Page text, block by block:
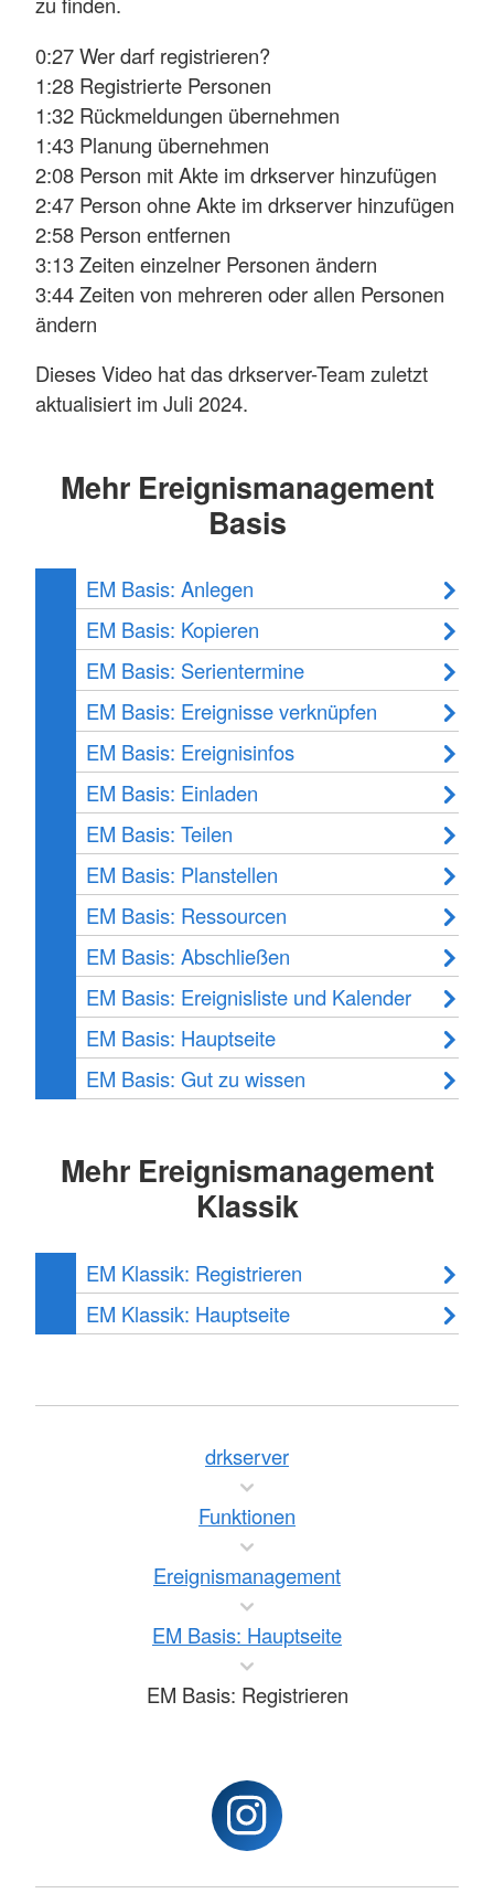
0:27 Wer darf registrieren?
1:28 Registrierte Personen
1:32 Rückmeldungen übernehmen
1:43 Planung übernehmen
2:08 Person mit Akte im drkserver hinzufügen
2:47 Person ohne Akte im drkserver hinzufügen
2:58 Person entfernen
3:13 Zeiten einzelner Personen ändern
3:44 Zeiten von mehreren oder allen Personen
ändern
Dieses Video hat das drkserver-Team zuletzt
aktualisiert im Juli 2024.
Mehr Ereignismanagement
Basis
EM Basis: Anlegen
EM Basis: Kopieren
EM Basis: Serientermine
EM Basis: Ereignisse verknüpfen
EM Basis: Ereignisinfos
EM Basis: Einladen
EM Basis: Teilen
EM Basis: Planstellen
EM Basis: Ressourcen
EM Basis: Abschließen
EM Basis: Ereignisliste und Kalender
EM Basis: Hauptseite
EM Basis: Gut zu wissen
Mehr Ereignismanagement
Klassik
EM Klassik: Registrieren
EM Klassik: Hauptseite
drkserver
Funktionen
Ereignismanagement
EM Basis: Hauptseite
EM Basis: Registrieren